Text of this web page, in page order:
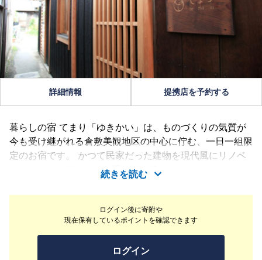
ログイン後に寄附や
現在保有しているポイントを確認できます
ログイン
詳細情報 提携店を予約する
暮らしの宿 てまり「ゆきかい」は、ものづくりの気質が
今も受け継がれる倉敷美観地区の中心に佇む、一日一組限
定のお宿です。 かつて民家だった建物を現代風にリノベ
ーションし、昔ながらの梁や柱を活かしたつくりにしてい
ます。当宿の中にご用意している家具、調度品、うつわた
ちは、有名、無名さまざまな作り手によって作られたも
の。是非ご滞在の中でそれらを使いながらその使い心地の
よさを感じていただきたいです。旅を終えてからも、日々
の暮らしが少しだけ豊かに感じられるような、そんな余韻
が心に残るような宿でありたいと思っています。どうぞ私
続きを読む